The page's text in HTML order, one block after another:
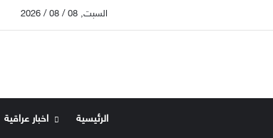
السبت, 08 / 08 / 2026
الرئيسية اخبار عراقية